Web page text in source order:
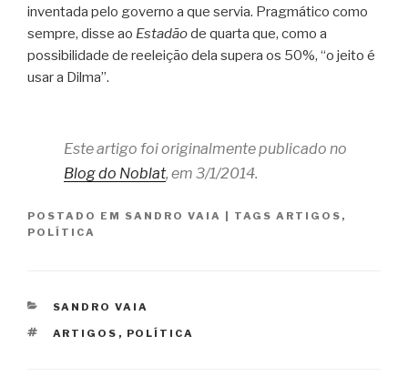
inventada pelo governo a que servia. Pragmático como
sempre, disse ao Estadãode quarta que, como a
possibilidade de reeleição dela supera os 50%, “o jeito é
usar a Dilma”.
Este artigo foi originalmente publicado no
Blog do Noblat, em 3/1/2014.
POSTADO EM SANDRO VAIA | TAGS ARTIGOS ,
POLÍTICA
CATEGORIAS
SANDRO VAIA
TAGS
ARTIGOS , POLÍTICA